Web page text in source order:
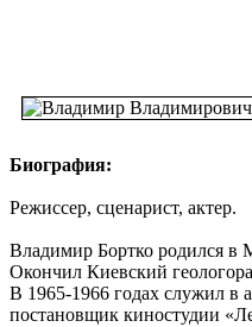
Биография:
Режиссер, сценарист, актер.
Владимир Бортко родился в
Окончил Киевский
В 1965-1966 годах служил в
постановщик киностудии